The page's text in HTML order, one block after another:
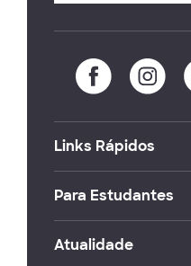
Links Rápidos
Para Estudantes
Atualidade